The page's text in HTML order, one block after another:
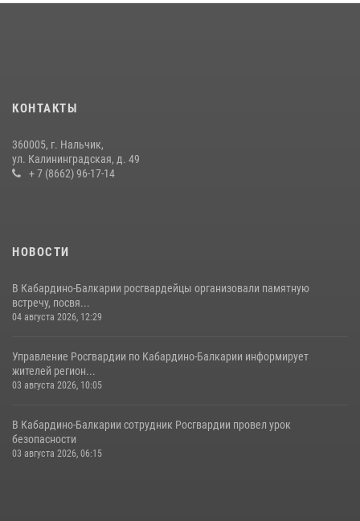
В Кабардино-Балкарии при силовой поддержке Росгвардии изъяты
оружие и наркотические средства
КОНТАКТЫ
360005, г. Нальчик,
ул. Калининградская, д. 49
+ 7 (8662) 96-17-14
НОВОСТИ
В Кабардино-Балкарии росгвардейцы организовали памятную
встречу, посвя...
04 августа 2026, 12:29
Управление Росгвардии по Кабардино-Балкарии информирует
жителей регион...
03 августа 2026, 10:05
В Кабардино‑Балкарии сотрудник Росгвардии провел урок
безопасности
03 августа 2026, 06:15